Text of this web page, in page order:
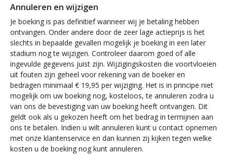
Annuleren en wijzigen
Je boeking is pas definitief wanneer wij je betaling hebben
ontvangen. Onder andere door de zeer lage actieprijs is het
slechts in bepaalde gevallen mogelijk je boeking in een later
stadium nog te wijzigen. Controleer daarom goed of alle
ingevulde gegevens juist zijn. Wijzigingskosten die voortvloeien
uit fouten zijn geheel voor rekening van de boeker en
bedragen minimaal € 19,95 per wijziging. Het is in principe niet
mogelijk om uw boeking nog, kosteloos, te annuleren zodra u
van ons de bevestiging van uw boeking heeft ontvangen. Dit
geldt ook als u gekozen heeft om het bedrag in termijnen aan
ons te betalen. Indien u wilt annuleren kunt u contact opnemen
met onze klantenservice en dan kunnen zij kijken tegen welke
kosten u de boeking nog kunt annuleren.